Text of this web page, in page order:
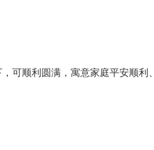
可顺利圆满，寓意家庭平安顺利、